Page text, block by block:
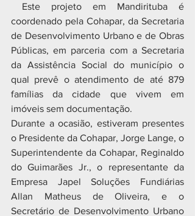
coordenado pela Cohapar, da Secretaria
de Desenvolvimento Urbano e de Obras
Públicas, em parceria com a Secretaria
da Assistência Social do município o
qual prevê o atendimento de até 879
famílias da cidade que vivem em
imóveis sem documentação.
Durante a ocasião, estiveram presentes
o Presidente da Cohapar, Jorge Lange, o
Superintendente da Cohapar, Reginaldo
do Guimarães Jr., o representante da
Empresa Japel Soluções Fundiárias
Allan Matheus de Oliveira, e o
Secretário de Desenvolvimento Urbano